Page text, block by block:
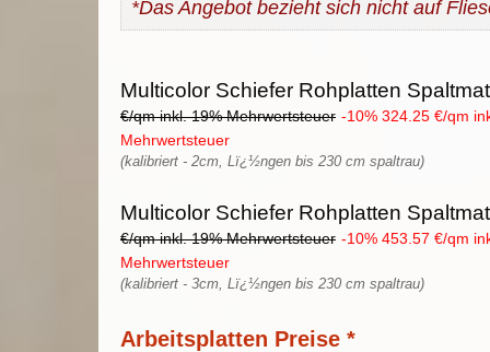
*Das Angebot bezieht sich nicht auf
Multicolor Schiefer Rohplatten
€/qm inkl. 19% Mehrwertsteuer -10% 324.25 €/qm
Mehrwertsteuer
(kalibriert - 2cm, Lï¿½ngen bis 230 cm spaltrau)
Multicolor Schiefer Rohplatten
€/qm inkl. 19% Mehrwertsteuer -10% 453.57 €/qm
Mehrwertsteuer
(kalibriert - 3cm, Lï¿½ngen bis 230 cm spaltrau)
Arbeitsplatten Preise *